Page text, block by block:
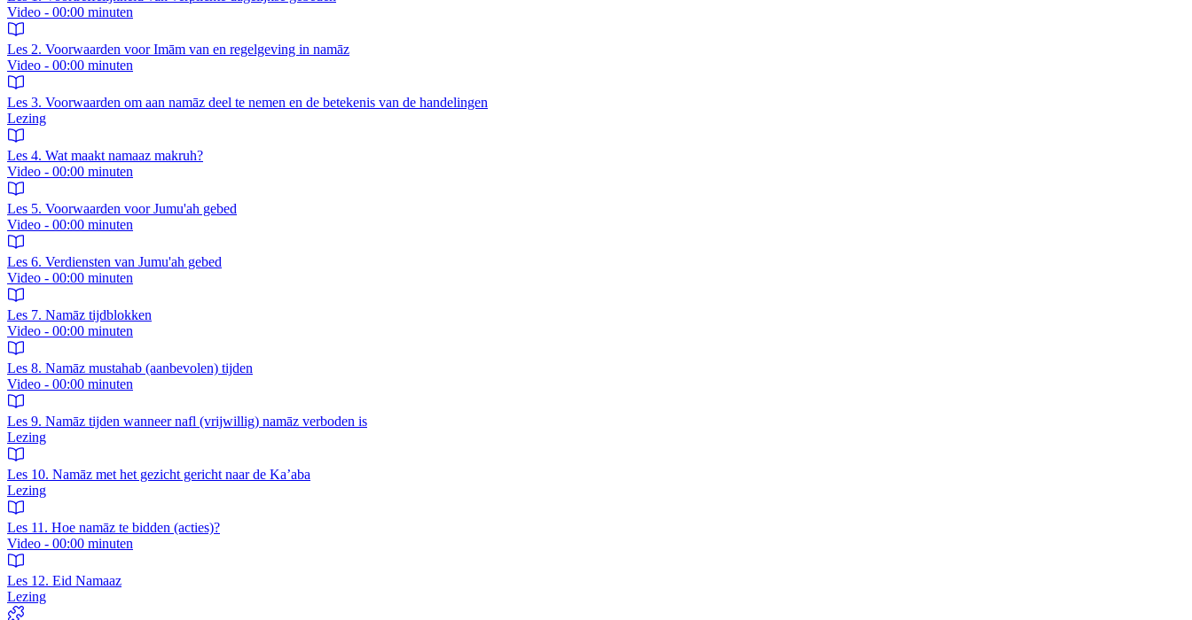
Video - 00:00 minuten
Les 2. Voorwaarden voor Imām van en regelgeving in namāz
Video - 00:00 minuten
Les 3. Voorwaarden om aan namāz deel te nemen en de betekenis van de handelingen
Lezing
Les 4. Wat maakt namaaz makruh?
Video - 00:00 minuten
Les 5. Voorwaarden voor Jumu'ah gebed
Video - 00:00 minuten
Les 6. Verdiensten van Jumu'ah gebed
Video - 00:00 minuten
Les 7. Namāz tijdblokken
Video - 00:00 minuten
Les 8. Namāz mustahab (aanbevolen) tijden
Video - 00:00 minuten
Les 9. Namāz tijden wanneer nafl (vrijwillig) namāz verboden is
Lezing
Les 10. Namāz met het gezicht gericht naar de Ka’aba
Lezing
Les 11. Hoe namāz te bidden (acties)?
Video - 00:00 minuten
Les 12. Eid Namaaz
Lezing